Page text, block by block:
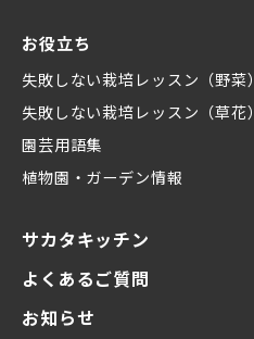
お役立ち
失敗しない栽培レッスン（野菜）
失敗しない栽培レッスン（草花）
園芸用語集
植物園・ガーデン情報
サカタキッチン
よくあるご質問
お知らせ